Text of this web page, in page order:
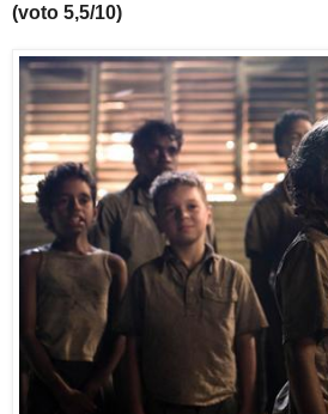
(voto 5,5/10)